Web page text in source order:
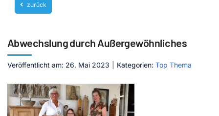
Unternehmen
Mediathek
Kontakt
zurück
Abwechslung durch Außergewöhnliches
Veröffentlicht am: 26. Mai 2023 Kategorien: Top Thema